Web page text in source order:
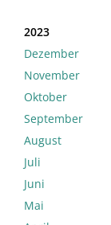
2023
Dezember
November
Oktober
September
August
Juli
Juni
Mai